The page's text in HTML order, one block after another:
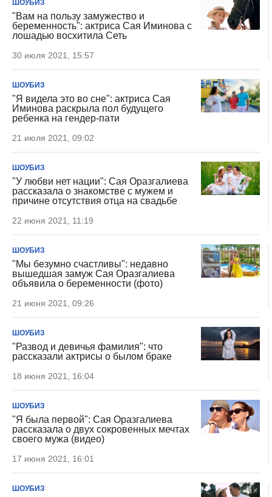
ШОУБИЗ
"Вам на пользу замужество и
беременность": актриса Сая Иминова с
лошадью восхитила Сеть
30 июля 2021, 15:57
ШОУБИЗ
"Я видела это во сне": актриса Сая
Иминова раскрыла пол будущего
ребенка на гендер-пати
21 июля 2021, 09:02
ШОУБИЗ
"У любви нет нации": Сая Оразгалиева
рассказала о знакомстве с мужем и
причине отсутствия отца на свадьбе
22 июня 2021, 11:19
ШОУБИЗ
"Мы безумно счастливы": недавно
вышедшая замуж Сая Оразгалиева
объявила о беременности (фото)
21 июня 2021, 09:26
ШОУБИЗ
"Развод и девичья фамилия": что
рассказали актрисы о былом браке
18 июня 2021, 16:04
ШОУБИЗ
"Я была первой": Сая Оразгалиева
рассказала о двух сокровенных мечтах
своего мужа (видео)
17 июня 2021, 16:01
ШОУБИЗ